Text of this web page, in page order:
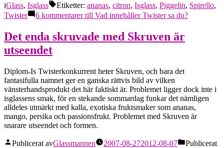
iGlass, Isglass Etiketter: ananas, citron, Isglass, Piggelin, Spirello,
Twister
6 kommentarertill Vad innehåller Twister sa du?
Det enda skruvade med Skruven är
utseendet
Diplom-Is Twisterkonkurrent heter Skruven, och bara det
fantasifulla namnet ger en ganska rättvis bild av vilken
vänsterhandsprodukt det här faktiskt är. Problemet ligger dock inte i
isglassens smak, för en stekande sommardag funkar det nämligen
alldeles utmärkt med kalla, exotiska fruktsmaker som ananas,
mango, persika och passionsfrukt. Problemet med Skruven är
snarare utseendet och formen.
Publicerat avGlassmannen 2007-08-272012-08-07
Publicerat